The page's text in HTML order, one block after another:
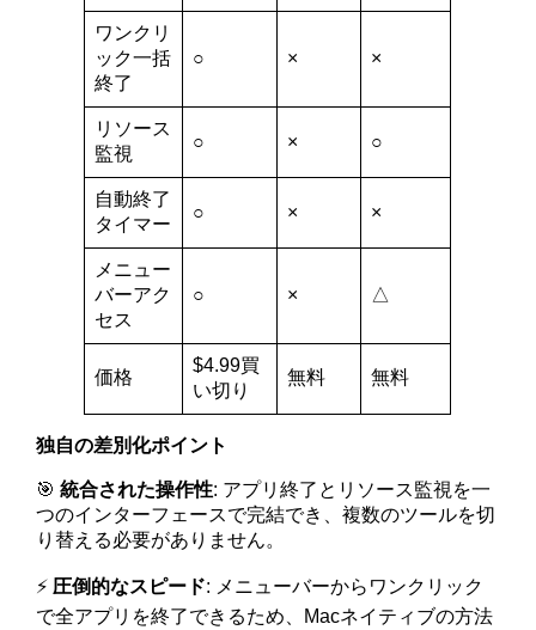
ワンクリ
ック一括
終了
○ × ×
リソース
監視
○ × ○
自動終了
タイマー
○ × ×
メニュー
バーアク
セス
○ × △
価格
$4.99買
い切り
無料 無料
独自の差別化ポイント
🎯統合された操作性: アプリ終了とリソース監視を一
つのインターフェースで完結でき、複数のツールを切
り替える必要がありません。
⚡ 圧倒的なスピード: メニューバーからワンクリック
で全アプリを終了できるため、Macネイティブの方法